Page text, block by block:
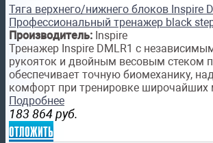
Тяга верхнего/нижнего блоков Inspire
Профессиональный тренажер black
Производитель: Inspire
Тренажер Inspire DMLR1 с
рукояток и двойным весовым стеком
обеспечивает точную биомеханику,
комфорт при тренировке
Подробнее
183 864 руб.
отложить